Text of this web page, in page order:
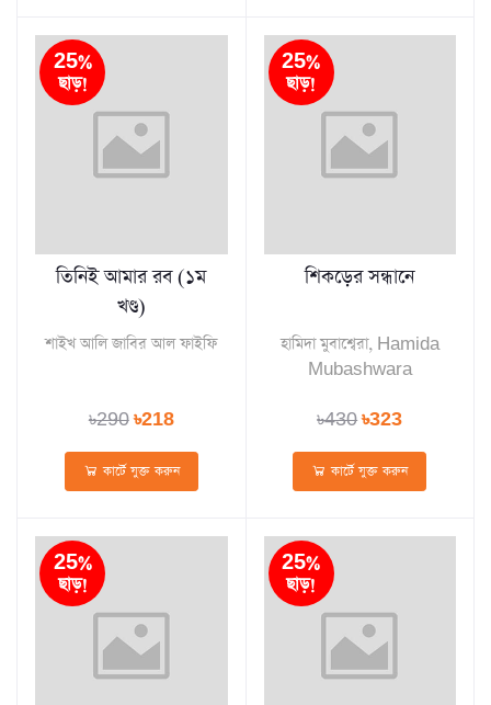
25%
ছাড়!
তিনিই আমার রব (১ম
খণ্ড)
শাইখ আলি জাবির আল ফাইফি
৳290৳218
কার্টে যুক্ত করুন
25%
ছাড়!
শিকড়ের সন্ধানে
হামিদা মুবাশ্বেরা, Hamida
Mubashwara
৳430৳323
কার্টে যুক্ত করুন
25%
ছাড়!
25%
ছাড়!